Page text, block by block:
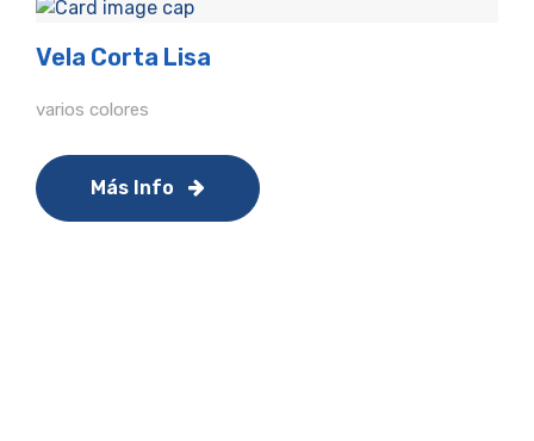
Vela Corta Lisa
varios colores
Más Info